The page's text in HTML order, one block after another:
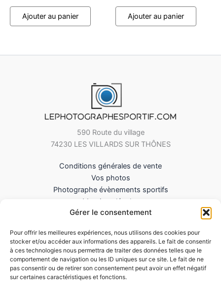
Gérer le consentement
Pour offrir les meilleures expériences, nous utilisons des cookies pour
stocker et/ou accéder aux informations des appareils. Le fait de consentir
à ces technologies nous permettra de traiter des données telles que le
comportement de navigation ou les ID uniques sur ce site. Le fait de ne
pas consentir ou de retirer son consentement peut avoir un effet négatif
sur certaines caractéristiques et fonctions.
Ajouter au panier Ajouter au panier
590 Route du village
74230 LES VILLARDS SUR THÔNES
Conditions générales de vente
Vos photos
Photographe évènements sportifs
Mentions légales
Mes Téléchargements
Politique de cookies (UE)